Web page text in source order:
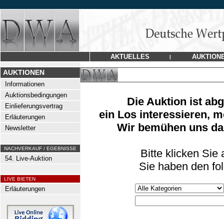
AKTUELLES |
AUKTIONEN
Informationen
Auktionsbedingungen
Einlieferungsvertrag
Erläuterungen
Newsletter
NACHVERKAUF / EGEBNISSE
54. Live-Auktion
LIVE BIETEN
Erläuterungen
Die Auktion ist
ein Los interessieren,
Wir bemühen uns
Bitte klicken Sie
Sie haben den